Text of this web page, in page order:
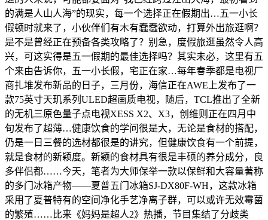
的满是人山人海”的现实，每一个选择正在假期出…五一小长
假顿时就来了，小伙伴们有木有蠢蠢欲动，打算外出旅逛啊？
是不是曾经正在预备各类攻略了？别急，度假旅逛虽然令人高
兴，可这实得是五一假期的最佳选择吗？其实未必，这里有五
个来由告诉你，五一小长假，宅正在家…每年春季都是电视厂
商扎堆发布新品的日子，三月份，海信正在AWE上发布了一
款75英寸天玑系列ULED超画质电视，随后，TCL推出了全新
的无机三原色量子点电视XESS X2、X3，创维则正在四月中
旬发布了超薄…健康饮食的学问很是大，无论是食材的搭配，
仍是一日三餐的选材都很是的讲究，但健康饮食有一个前提，
就是食材的新颖度。新颖的食材具有很是丰硕的养分成分，良
多伴侣都……今天，笔者为大师保举一款以保鲜和大容量著称
的多门冰箱产物——夏普五门冰箱SJ-DX80F-WH，这款冰箱
采用了夏普特有的空间净化手艺净离子群，可以或许无效霉菌
的繁殖……比来《妈妈是超人2》热播，节目集结了分歧类